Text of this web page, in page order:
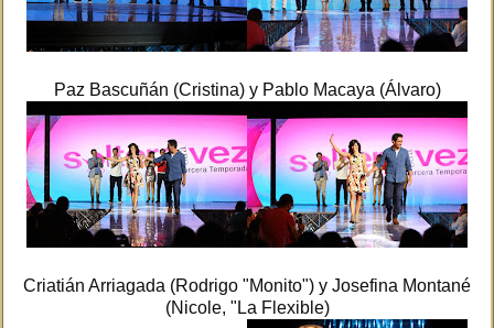
Paz Bascuñán (Cristina) y Pablo Macaya (Álvaro)
Criatián Arriagada (Rodrigo "Monito") y Josefina Montané
(Nicole, "La Flexible)